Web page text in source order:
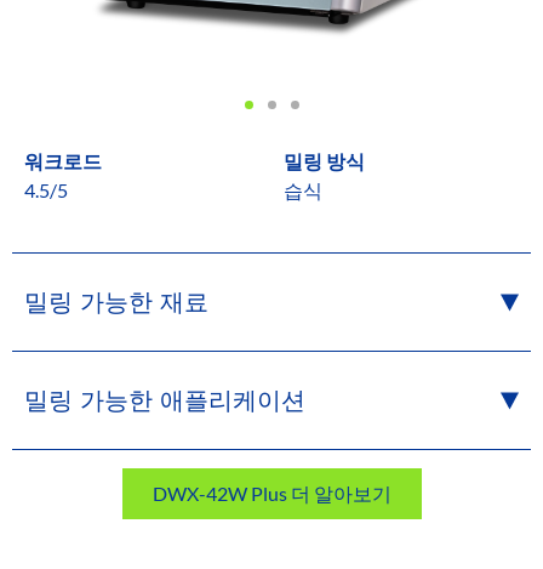
워크로드
4.5/5
밀링 방식
습식
밀링 가능한 재료
밀링 가능한 애플리케이션
DWX-42W Plus 더 알아보기